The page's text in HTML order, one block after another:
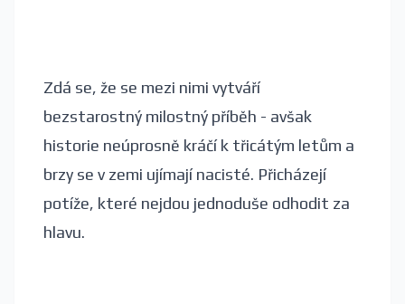
Zdá se, že se mezi nimi vytváří
bezstarostný milostný příběh - avšak
historie neúprosně kráčí k třicátým letům a
brzy se v zemi ujímají nacisté. Přicházejí
potíže, které nejdou jednoduše odhodit za
hlavu.